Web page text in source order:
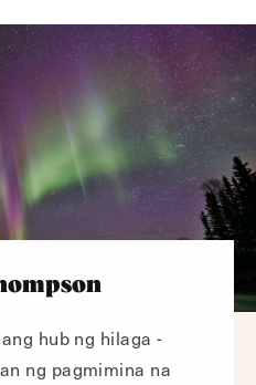
hub ng hilaga -
ng pagmimina na